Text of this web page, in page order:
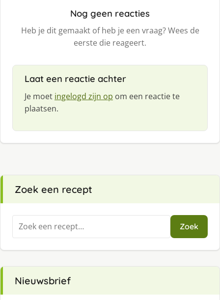
Nog geen reacties
Heb je dit gemaakt of heb je een vraag? Wees de
eerste die reageert.
Laat een reactie achter
Je moet ingelogd zijn op om een reactie te
plaatsen.
Zoek een recept
Zoeken
naar:
Zoek
Nieuwsbrief